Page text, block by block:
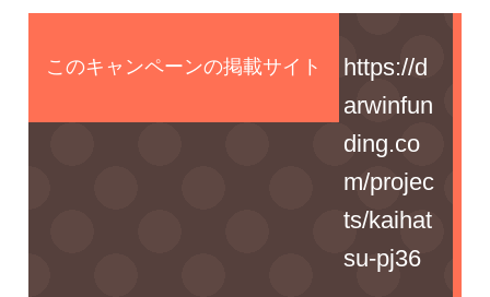
https://d
arwinfun
ding.co
m/projec
ts/kaihat
su-pj36